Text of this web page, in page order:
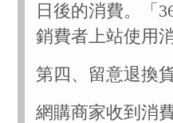
日後的消費。「
銷費者上站使用
第四、留意退換
網購商家收到消